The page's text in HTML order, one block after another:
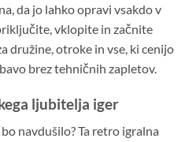
da jo lahko opravi vsakdo v
vklopite in začnite
družine, otroke in vse, ki cenijo
brez tehničnih zapletov.
ljubitelja iger
navdušilo? Ta retro igralna